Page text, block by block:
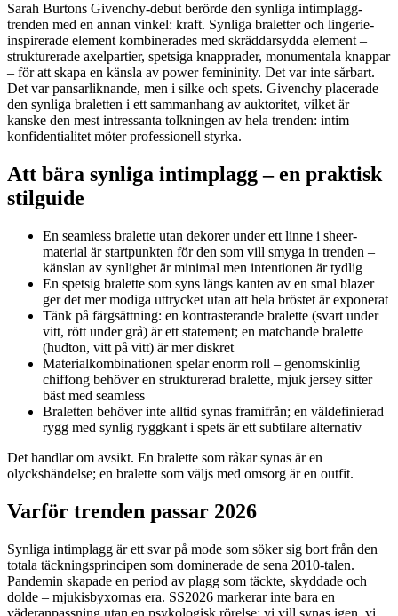
Sarah Burtons Givenchy-debut berörde den synliga intimplagg-
trenden med en annan vinkel: kraft. Synliga braletter och lingerie-
inspirerade element kombinerades med skräddarsydda element –
strukturerade axelpartier, spetsiga knapprader, monumentala knappar
– för att skapa en känsla av power femininity. Det var inte sårbart.
Det var pansarliknande, men i silke och spets. Givenchy placerade
den synliga braletten i ett sammanhang av auktoritet, vilket är
kanske den mest intressanta tolkningen av hela trenden: intim
konfidentialitet möter professionell styrka.
Att bära synliga intimplagg – en praktisk
stilguide
En seamless bralette utan dekorer under ett linne i sheer-
material är startpunkten för den som vill smyga in trenden –
känslan av synlighet är minimal men intentionen är tydlig
En spetsig bralette som syns längs kanten av en smal blazer
ger det mer modiga uttrycket utan att hela bröstet är exponerat
Tänk på färgsättning: en kontrasterande bralette (svart under
vitt, rött under grå) är ett statement; en matchande bralette
(hudton, vitt på vitt) är mer diskret
Materialkombinationen spelar enorm roll – genomskinlig
chiffong behöver en strukturerad bralette, mjuk jersey sitter
bäst med seamless
Braletten behöver inte alltid synas framifrån; en väldefinierad
rygg med synlig ryggkant i spets är ett subtilare alternativ
Det handlar om avsikt. En bralette som råkar synas är en
olyckshändelse; en bralette som väljs med omsorg är en outfit.
Varför trenden passar 2026
Synliga intimplagg är ett svar på mode som söker sig bort från den
totala täckningsprincipen som dominerade de sena 2010-talen.
Pandemin skapade en period av plagg som täckte, skyddade och
dolde – mjukisbyxornas era. SS2026 markerar inte bara en
väderanpassning utan en psykologisk rörelse: vi vill synas igen, vi